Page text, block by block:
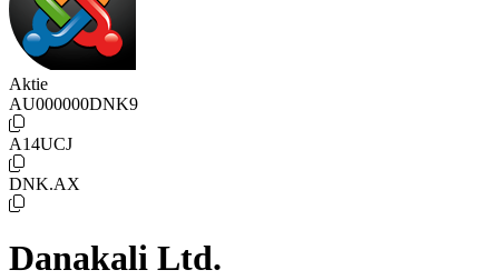
Aktie
AU000000DNK9
A14UCJ
DNK.AX
Danakali Ltd.